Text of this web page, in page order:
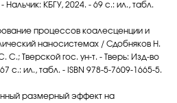
КБГУ, 2024. - 69 с.: ил., табл.
процессов коалесценции и
наносистемах / Сдобняков Н.
Тверской гос. ун-т. - Тверь: Изд-во
с.: ил., табл. - ISBN 978-5-7609-1665-5.
размерный эффект на